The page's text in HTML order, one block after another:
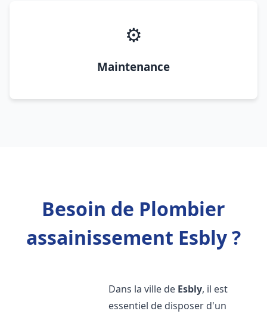
⚙️
Maintenance
Besoin de Plombier
assainissement Esbly ?
Dans la ville de Esbly, il est
essentiel de disposer d'un